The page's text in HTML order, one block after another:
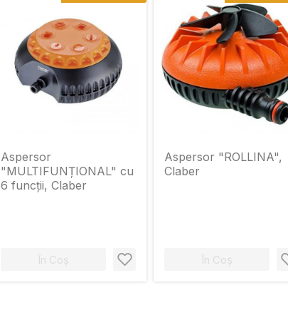
Aspersor
"MULTIFUNȚIONAL" cu
6 funcții, Claber
În Coș
Aspersor "ROLLINA",
Claber
În Coș